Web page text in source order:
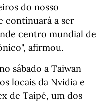
do nosso
continuará a ser
centro mundial de
afirmou.
sábado a Taiwan
locais da Nvidia e
de Taipé, um dos